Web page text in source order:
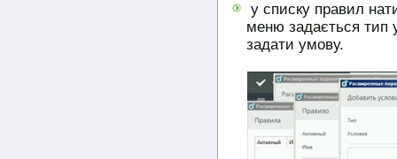
у списку правил
меню задається тип
задати умову.